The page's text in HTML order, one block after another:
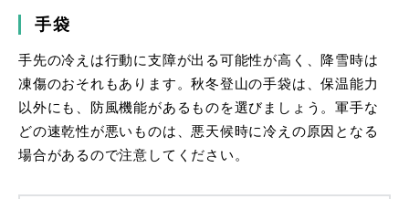
手袋
手先の冷えは行動に支障が出る可能性が高く、降雪時は
凍傷のおそれもあります。秋冬登山の手袋は、保温能力
以外にも、防風機能があるものを選びましょう。軍手な
どの速乾性が悪いものは、悪天候時に冷えの原因となる
場合があるので注意してください。